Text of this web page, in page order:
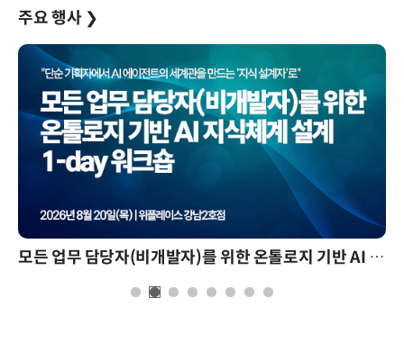
주요 행사 ❯
모든 업무 담당자(비개발자)를 위한 온톨로지 기반 AI 지식체계 설계 1-day 워크숍